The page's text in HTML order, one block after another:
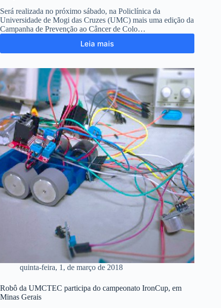
Será realizada no próximo sábado, na Policlínica da
Universidade de Mogi das Cruzes (UMC) mais uma edição da
Campanha de Prevenção ao Câncer de Colo…
Leia mais
quinta-feira, 1, de março de 2018
Robô da UMCTEC participa do campeonato IronCup, em
Minas Gerais